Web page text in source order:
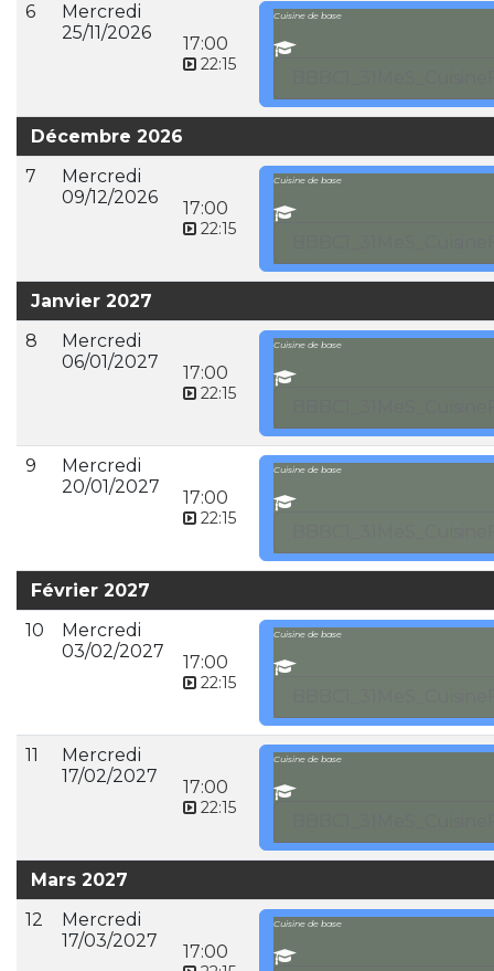
6
Mercredi
25/11/2026
17:00
22:15
Cuisine de base
Décembre 2026
7
Mercredi
09/12/2026
17:00
22:15
Cuisine de base
Janvier 2027
8
Mercredi
06/01/2027
17:00
22:15
Cuisine de base
9
Mercredi
20/01/2027
17:00
22:15
Cuisine de base
Février 2027
10
Mercredi
03/02/2027
17:00
22:15
Cuisine de base
11
Mercredi
17/02/2027
17:00
22:15
Cuisine de base
Mars 2027
12
Mercredi
17/03/2027
17:00
Cuisine de base